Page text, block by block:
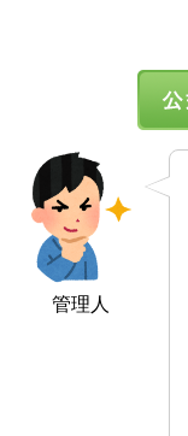
管理人